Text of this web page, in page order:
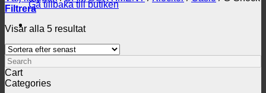
Gå tillbaka till butiken
Filtrera
Visar alla 5 resultatSortera
senaste
Search
Cart
Categories